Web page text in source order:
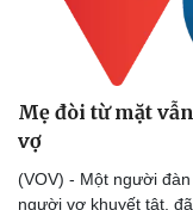
Mẹ đòi từ mặt
vợ
(VOV) - Một người
người vợ khuyết tật,